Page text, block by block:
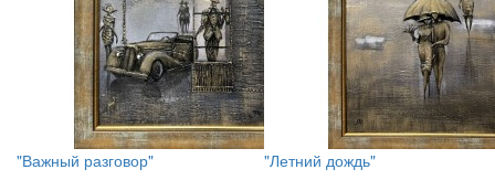
"Важный разговор"
"Летний дождь"